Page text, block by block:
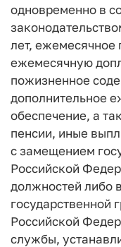
одновременно в
лет,
ежемесячную
пожизненное
дополнительное
обеспечение, а
пенсии, иные
с замещением
Российской
должностей либо
государственной
Российской
службы,